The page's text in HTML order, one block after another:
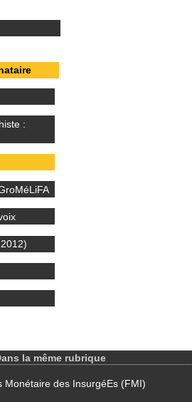
:
la même rubrique
Monétaire des InsurgéEs (FMI)